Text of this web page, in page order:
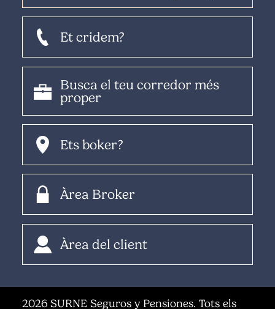
Et cridem?
Busca el teu corredor més
proper
Ets boker?
Àrea Broker
Àrea del client
2026 SURNE Seguros y Pensiones. Tots els